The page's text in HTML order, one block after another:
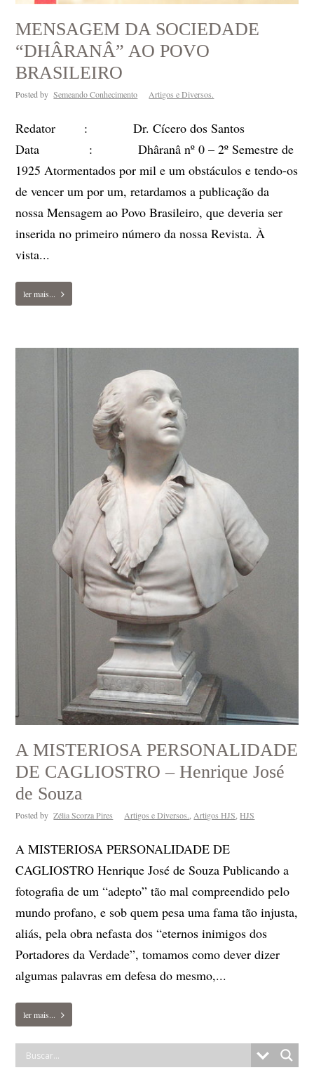
MENSAGEM DA SOCIEDADE
“DHÂRANÂ” AO POVO
BRASILEIRO
Posted by Semeando Conhecimento Artigos e Diversos.
Redator : Dr. Cícero dos Santos
Data : Dhâranâ nº 0 – 2º Semestre de
1925 Atormentados por mil e um obstáculos e tendo-os
de vencer um por um, retardamos a publicação da
nossa Mensagem ao Povo Brasileiro, que deveria ser
inserida no primeiro número da nossa Revista. À
vista...
ler mais...
A MISTERIOSA PERSONALIDADE
DE CAGLIOSTRO – Henrique José
de Souza
Posted by Zélia Scorza Pires Artigos e Diversos.,Artigos HJS,HJS
A MISTERIOSA PERSONALIDADE DE
CAGLIOSTRO Henrique José de Souza Publicando a
fotografia de um “adepto” tão mal compreendido pelo
mundo profano, e sob quem pesa uma fama tão injusta,
aliás, pela obra nefasta dos “eternos inimigos dos
Portadores da Verdade”, tomamos como dever dizer
algumas palavras em defesa do mesmo,...
ler mais...